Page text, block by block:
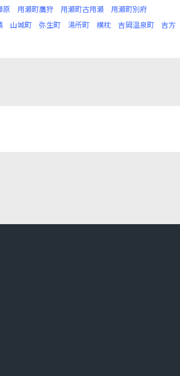
原 用瀬町鷹狩 用瀬町古用瀬
用瀬町別府
山城町 弥生町 湯所町 横枕 吉岡温泉町
吉方